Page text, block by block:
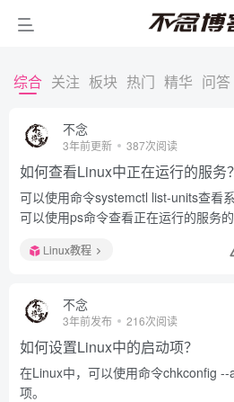
综合 关注 板块 热门 精华 问答
不念
3年前更新 387次阅读
如何查看Linux中正在运行的服务？
可以使用命令systemctl list-units查看
可以使用ps命令查看正在运行的服务的
Linux教程
不念
3年前发布 216次阅读
如何设置Linux中的启动项？
在Linux中，可以使用命令chkconfig
项。